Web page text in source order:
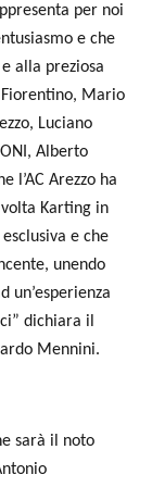
per noi
e che
alla preziosa
Mario
Luciano
Alberto
l’AC Arezzo ha
Karting in
e che
unendo
un’esperienza
dichiara il
Mennini.
sarà il noto